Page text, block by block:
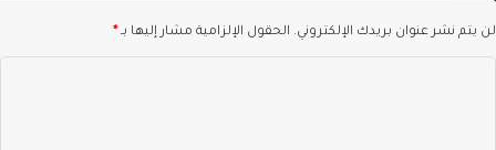
لن يتم نشر عنوان بريدك الإلكتروني. الحقول الإلزامية مشار إليها بـ*